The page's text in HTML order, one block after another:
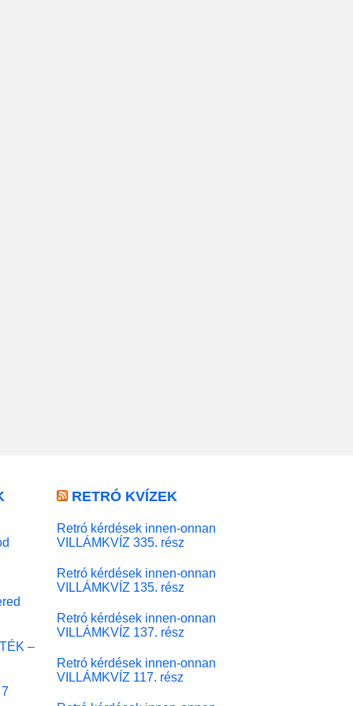
–
RETRÓ KVÍZEK
Retró kérdések innen-onnan
VILLÁMKVÍZ 335. rész
Retró kérdések innen-onnan
VILLÁMKVÍZ 135. rész
Retró kérdések innen-onnan
VILLÁMKVÍZ 137. rész
Retró kérdések innen-onnan
VILLÁMKVÍZ 117. rész